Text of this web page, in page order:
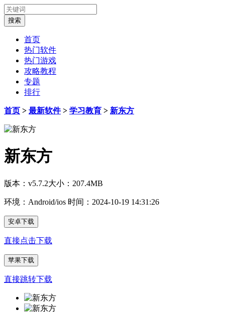
首页
热门软件
热门游戏
攻略教程
专题
排行
首页 > 最新软件> 学习教育 > 新东方
新东方
版本：v5.7.2大小：207.4MB
环境：Android/ios 时间：2024-10-19 14:31:26
安卓下载
直接点击下载
苹果下载
直接跳转下载